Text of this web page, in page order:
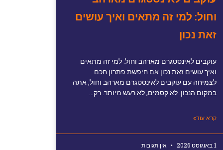
וחול: למי זה מתאים ואיך עושים
זאת נכון
עוקבים לאינסטגרם מארהב וחול: למי זה מתאים
ואיך עושים זאת נכון אם חיפשת פתרון חכם
לצמיחה עם עוקבים לאינסטגרם מארהב וחול, אתה
במקום הנכון. לא קסמים, לא רעש מיותר. רק…
קרא עוד»
1 באוגוסט 2026 אין תגובות